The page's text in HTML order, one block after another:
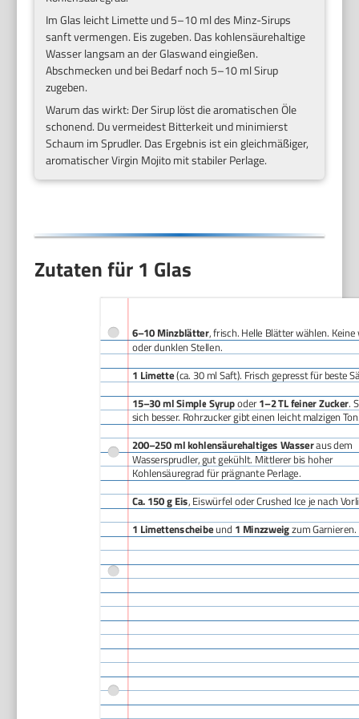
Im Glas leicht Limette und 5–10 ml des Minz-Sirups
sanft vermengen. Eis zugeben. Das kohlensäurehaltige
Wasser langsam an der Glaswand eingießen.
Abschmecken und bei Bedarf noch 5–10 ml Sirup
zugeben.
Warum das wirkt: Der Sirup löst die aromatischen Öle
schonend. Du vermeidest Bitterkeit und minimierst
Schaum im Sprudler. Das Ergebnis ist ein gleichmäßiger,
aromatischer Virgin Mojito mit stabiler Perlage.
Zutaten für 1 Glas
6–10 Minzblätter, frisch. Helle Blätter wählen.
oder dunklen Stellen.
1 Limette(ca. 30 ml Saft). Frisch gepresst für beste
15–30 ml Simple Syrupoder1–2 TL feiner Zucker.
sich besser. Rohrzucker gibt einen leicht malzigen
200–250 ml kohlensäurehaltiges Wasseraus dem
Wassersprudler, gut gekühlt. Mittlerer bis hoher
Kohlensäuregrad für prägnante Perlage.
Ca. 150 g Eis, Eiswürfel oder Crushed Ice je nach
1 Limettenscheibeund 1 Minzzweigzum Garnieren.